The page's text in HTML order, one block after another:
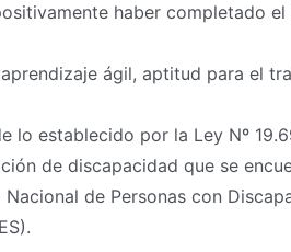
haber completado
ágil, aptitud para el
lo establecido por la Ley Nº
de discapacidad que se
de Personas con